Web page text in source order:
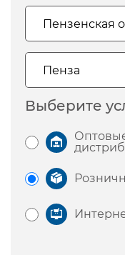
Выберите